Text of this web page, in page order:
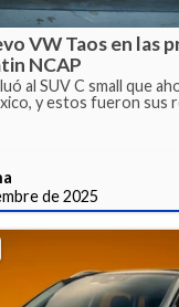
VW Taos en las
NCAP
al SUV C small que
y estos fueron sus
de 2025